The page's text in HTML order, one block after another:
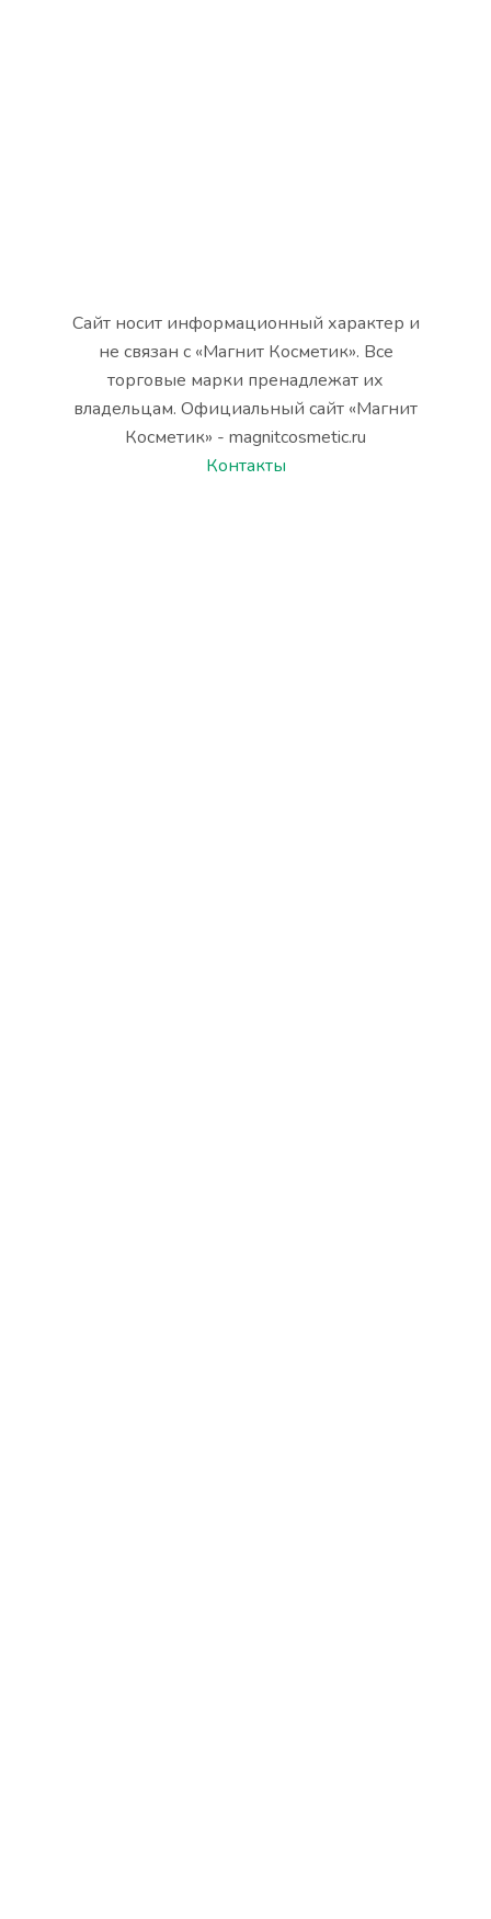
Сайт носит информационный характер и
не связан с «Магнит Косметик». Все
торговые марки пренадлежат их
владельцам. Официальный сайт «Магнит
Косметик» - magnitcosmetic.ru
Контакты